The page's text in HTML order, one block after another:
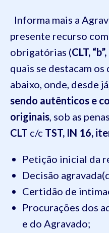
Informa mais a
presente recurso
obrigatórias (CLT,
quais se destacam
abaixo, onde, desde
sendo autênticos e
originais, sob as
CLT c/c TST, IN 16,
Petição inicial da
Decisão
Certidão de
Procurações dos
e do Agravado;